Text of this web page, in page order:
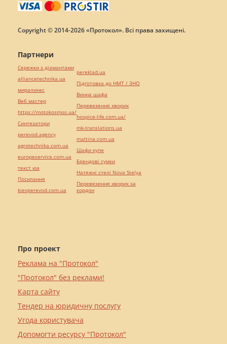
Copyright © 2014-2026 «Протокол». Всі права захищені.
Про проект
Реклама на "Протокол"
"Протокол" без реклами!
Карта сайту
Тендер на юридичну послугу
Угода користувача
Допомогти ресурсу "Протокол"
Партнери
Сережки з діамантами
alliancetechnika.ua
миралинкс
Веб мастер
https://motokosmos.ua/
Синтезатори
perevod.agency
agrotechnika.com.ua
europeservice.com.ua
текст юа
Посилання
kievperevod.com.ua
pereklad.ua
Підготовка до НМТ / ЗНО
Винна шафа
Перевезення хворих
hospice-life.com.ua/
mk-translations.ua
maltina.com.ua
Шафи купе
Брендові сумки
Натяжні стелі Nova Stelya
Перевезення хворих за
кордон